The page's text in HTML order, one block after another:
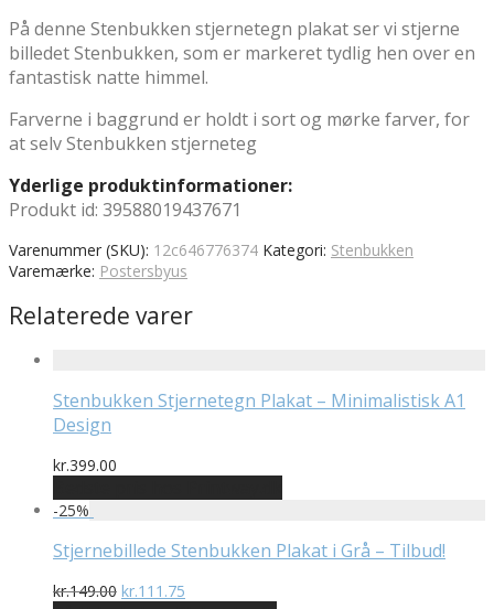
På denne Stenbukken stjernetegn plakat ser vi stjerne
billedet Stenbukken, som er markeret tydlig hen over en
fantastisk natte himmel.
Farverne i baggrund er holdt i sort og mørke farver, for
at selv Stenbukken stjerneteg
Yderlige produktinformationer:
Produkt id: 39588019437671
Varenummer (SKU): 12c646776374 Kategori: Stenbukken
Varemærke: Postersbyus
Relaterede varer
Stenbukken Stjernetegn Plakat – Minimalistisk A1
Design
kr.399.00
-25%
Stjernebillede Stenbukken Plakat i Grå – Tilbud!
kr.149.00 Den
kr.111.75